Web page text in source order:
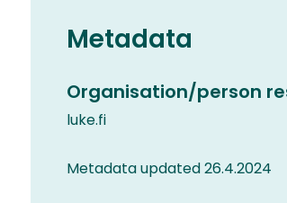
Metadata
Organisation/person
luke.fi
Metadata updated 26.4.2024